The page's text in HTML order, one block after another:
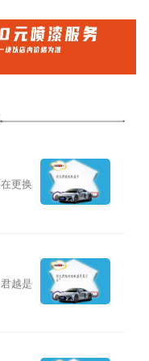
更换
越是